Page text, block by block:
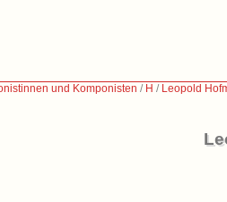
und Komponisten / H / Leopold